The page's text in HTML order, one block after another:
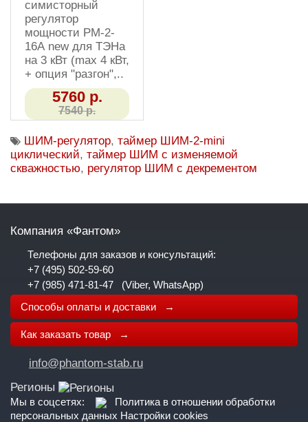
симисторный
регулятор
мощности РМ-2-
16А new для ТЭНа
на 3 кВт (max 4 кВт,
+ опция "разгон",..
5760 р.
7540 р.
ШИМ-регулятор, таймер ШИМ-2-mini
циклический, таймер ШИМ с изменяемой
скважностью, регулятор ШИМ с декрементом
Компания «Фантом»
Телефоны для заказов и консультаций:
+7 (495) 502-59-60
+7 (985) 471-81-47 (Viber, WhatsApp)
Способы оплаты и доставки →
Как заказать товар →
info@phantom-stab.ru
Регионы
Мы в соцсетях:
Политика в отношении обработки
персональных данных Настройки cookies